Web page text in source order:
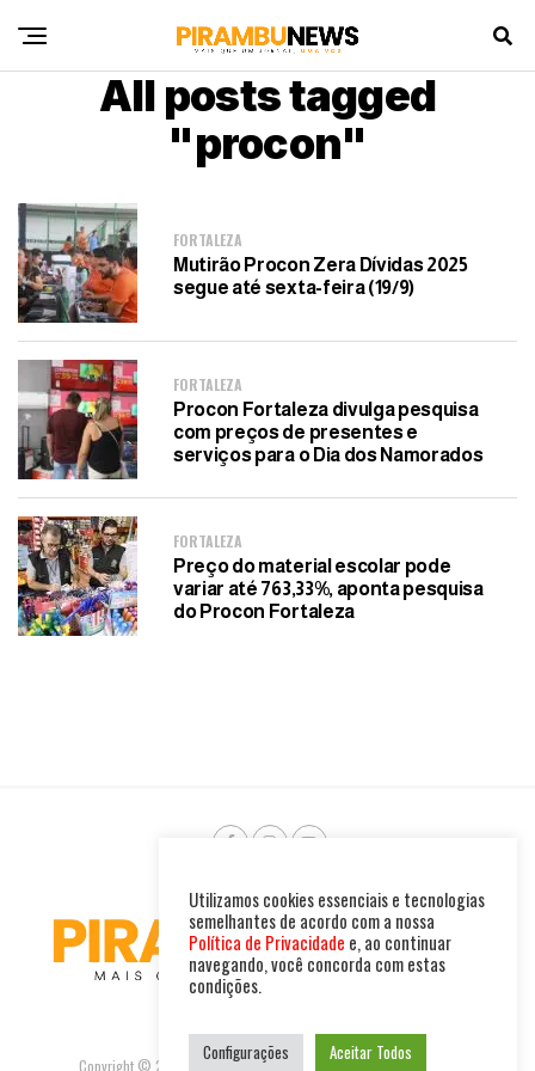
All posts tagged
"procon"
FORTALEZA
Mutirão Procon Zera Dívidas 2025
segue até sexta-feira (19/9)
FORTALEZA
Procon Fortaleza divulga pesquisa
com preços de presentes e
serviços para o Dia dos Namorados
FORTALEZA
Preço do material escolar pode
variar até 763,33%, aponta pesquisa
do Procon Fortaleza
Copyright © 2025. Todos os direitos reservados. PIRAMBU NEWS
Utilizamos cookies essenciais e tecnologias
semelhantes de acordo com a nossa
Política de Privacidade e, ao continuar
navegando, você concorda com estas
condições.
Configurações Aceitar Todos